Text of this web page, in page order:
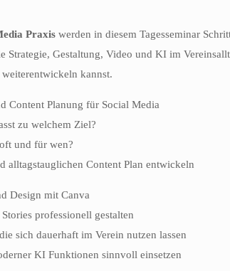
Praxis werden in diesem Tagesseminar
Strategie, Gestaltung, Video und KI im
kannst.
Content Planung für Social Media
zu welchem Ziel?
und für wen?
alltagstauglichen Content Plan entwickeln
Design mit Canva
professionell gestalten
sich dauerhaft im Verein nutzen lassen
KI Funktionen sinnvoll einsetzen